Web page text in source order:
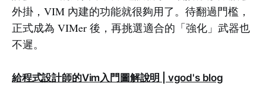
外掛，VIM 內建的功能就很夠用了。待翻過門檻，
正式成為 VIMer 後，再挑選適合的「強化」武器也
不遲。
給程式設計師的Vim入門圖解說明 | vgod's blog